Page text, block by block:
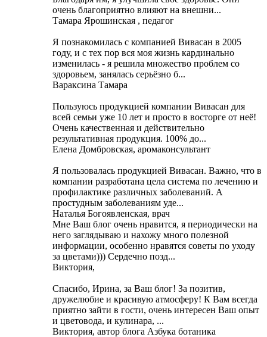
очень благоприятно влияют на внешни...
Тамара Ярошинская , педагог
Я познакомилась с компанией Вивасан в 2005
году, и с тех пор вся моя жизнь кардинально
изменилась - я решила множество проблем со
здоровьем, занялась серьёзно б...
Вараксина Тамара
Пользуюсь продукцией компании Вивасан для
всей семьи уже 10 лет и просто в восторге от неё!
Очень качественная и действительно
результативная продукция. 100% до...
Елена Домбровская, аромаконсультант
Я пользовалась продукцией Вивасан. Важно, что в
компании разработана цела система по лечению и
профилактике различных заболеваний. А
простудным заболеваниям уде...
Наталья Богоявленская, врач
Мне Ваш блог очень нравится, я периодически на
него заглядываю и нахожу много полезной
информации, особенно нравятся советы по уходу
за цветами))) Cердечно позд...
Виктория,
Cпасибо, Ирина, за Ваш блог! За позитив,
дружелюбие и красивую атмосферу! К Вам всегда
приятно зайти в гости, очень интересен Ваш опыт
и цветовода, и кулинара, ...
Виктория, автор блога Азбука ботаника